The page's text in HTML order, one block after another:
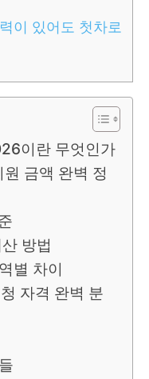
이 있어도 첫차로
이란 무엇인가
금액 완벽 정
방법
별 차이
자격 완벽 분